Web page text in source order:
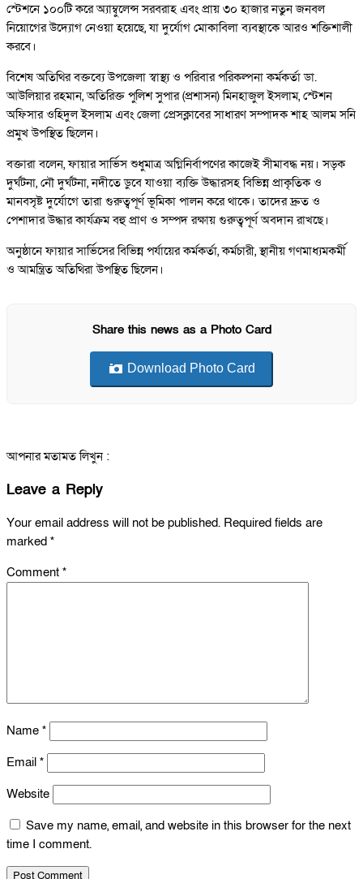
স্টেশনে ১০০টি করে অ্যাম্বুলেন্স সরবরাহ এবং প্রায় ৩০ হাজার নতুন জনবল
নিয়োগের উদ্যোগ নেওয়া হয়েছে, যা দুর্যোগ মোকাবিলা ব্যবস্থাকে আরও শক্তিশালী
করবে।
বিশেষ অতিথির বক্তব্যে উপজেলা স্বাস্থ্য ও পরিবার পরিকল্পনা কর্মকর্তা ডা.
আউলিয়ার রহমান, অতিরিক্ত পুলিশ সুপার (প্রশাসন) মিনহাজুল ইসলাম, স্টেশন
অফিসার ওহিদুল ইসলাম এবং জেলা প্রেসক্লাবের সাধারণ সম্পাদক শাহ আলম সনি
প্রমুখ উপস্থিত ছিলেন।
বক্তারা বলেন, ফায়ার সার্ভিস শুধুমাত্র অগ্নিনির্বাপণের কাজেই সীমাবদ্ধ নয়। সড়ক
দুর্ঘটনা, নৌ দুর্ঘটনা, নদীতে ডুবে যাওয়া ব্যক্তি উদ্ধারসহ বিভিন্ন প্রাকৃতিক ও
মানবসৃষ্ট দুর্যোগে তারা গুরুত্বপূর্ণ ভূমিকা পালন করে থাকে। তাদের দ্রুত ও
পেশাদার উদ্ধার কার্যক্রম বহু প্রাণ ও সম্পদ রক্ষায় গুরুত্বপূর্ণ অবদান রাখছে।
অনুষ্ঠানে ফায়ার সার্ভিসের বিভিন্ন পর্যায়ের কর্মকর্তা, কর্মচারী, স্থানীয় গণমাধ্যমকর্মী
ও আমন্ত্রিত অতিথিরা উপস্থিত ছিলেন।
Share this news as a Photo Card
Download Photo Card
আপনার মতামত লিখুন :
Leave a Reply
Your email address will not be published. Required fields are
marked *
Comment *
Name *
Email *
Website
Save my name, email, and website in this browser for the next
time I comment.